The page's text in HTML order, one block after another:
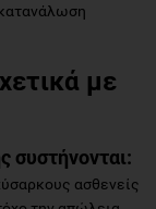
με
συστήνονται:
ασθενείς